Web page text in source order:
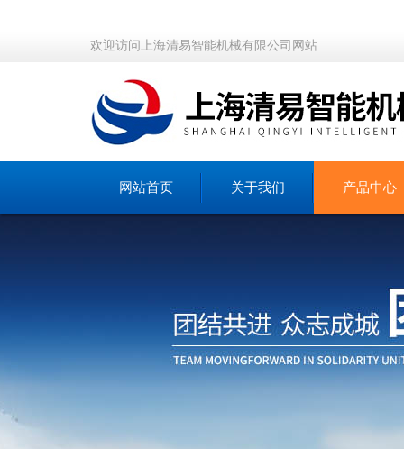
欢迎访问上海清易智能机械有限公司网站
网站首页 关于我们 产品中心